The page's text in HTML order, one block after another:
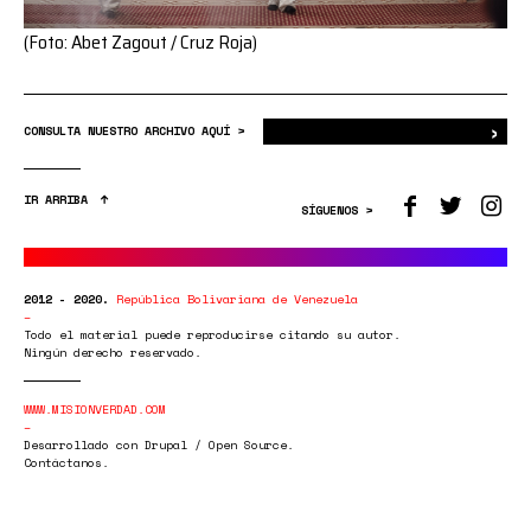
(Foto: Abet Zagout / Cruz Roja)
CONSULTA NUESTRO ARCHIVO AQUÍ > ›
IR ARRIBA
SÍGUENOS >
2012 - 2020. República Bolivariana de Venezuela
Todo el material puede reproducirse citando su autor.
Ningún derecho reservado.
WWW.MISIONVERDAD.COM
Desarrollado con Drupal / Open Source.
Contáctanos.